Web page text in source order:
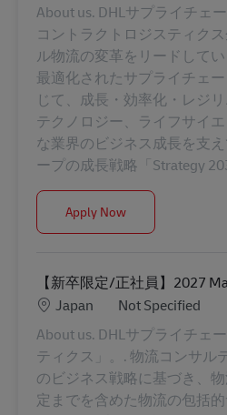
About us. DHLサプライチェ
コントラクトロジスティク
ル物流の変革をリードして
最適化されたサプライチェ
じて、成長・効率化・レジ
テクノロジー、ライフサイ
な業界のビジネス成長を支
ープの成長戦略「Strategy
Apply NowQAQC ジェネラル
【新卒限定/正社員】2027
Location
Japan Category
Not Specified
About us. DHLサプライチェ
ティクス」。. 物流コンサル
のビジネス戦略に基づき、
定までを含めた物流の包括